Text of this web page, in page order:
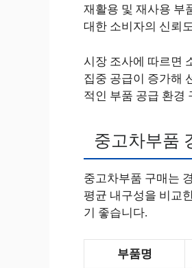
재활용 및 재사용 부
대한 소비자의 신뢰
시장 조사에 따르면
집중 공급이 증가해
적인 부품 공급 환경
중고차부품
중고차부품 구매는
평균 내구성을 비교
기 좋습니다.
부품명